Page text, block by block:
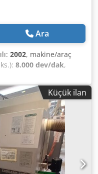
Ara
2002, makine/araç
8.000 dev/dak,
Iemca Boss 432r/32LL ile
- talaş konveyörü -
T Sy Hj Ablskr
Küçük ilan